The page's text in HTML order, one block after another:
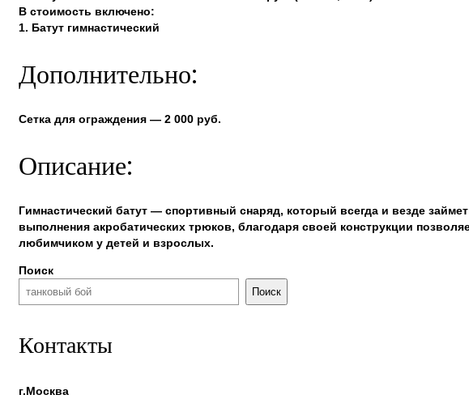
В стоимость включено:
1. Батут гимнастический
Дополнительно:
Сетка для ограждения — 2 000 руб.
Описание:
Гимнастический батут — спортивный снаряд, который всегда и везде
выполнения акробатических трюков, благодаря своей конструкции
любимчиком у детей и взрослых.
Поиск
Поиск
Контакты
г.Москва